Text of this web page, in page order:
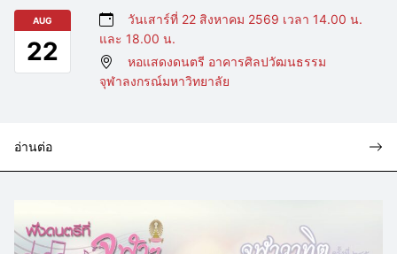
AUG
22
วันเสาร์ที่ 22 สิงหาคม 2569 เวลา 14.00 น.
และ 18.00 น.
หอแสดงดนตรี อาคารศิลปวัฒนธรรม
จุฬาลงกรณ์มหาวิทยาลัย
อ่านต่อ